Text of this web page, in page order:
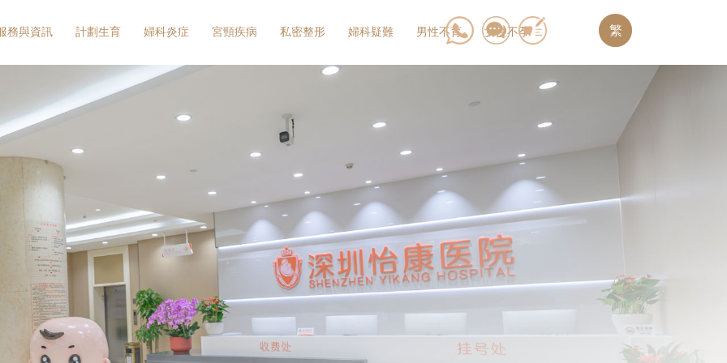
務與資訊 計劃生育 婦科炎症 宮頸疾病 私密整形 婦科疑難 男性不育 女性不孕 繁